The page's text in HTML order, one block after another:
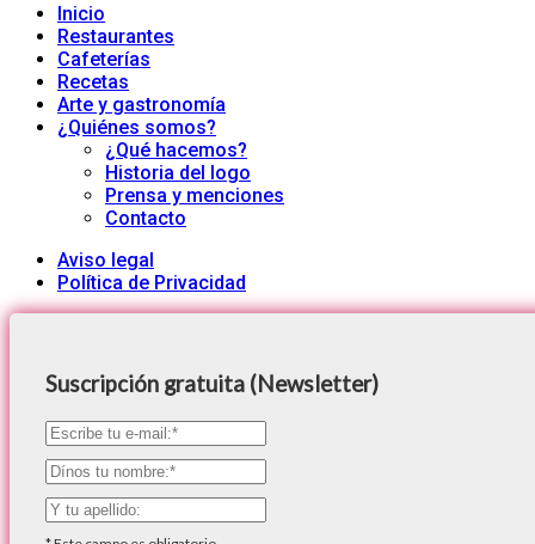
Inicio
Restaurantes
Cafeterías
Recetas
Arte y gastronomía
¿Quiénes somos?
¿Qué hacemos?
Historia del logo
Prensa y menciones
Contacto
Aviso legal
Política de Privacidad
Suscripción gratuita (Newsletter)